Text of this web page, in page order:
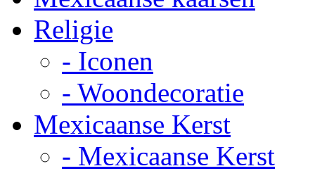
Religie
- Iconen
- Woondecoratie
Mexicaanse Kerst
- Mexicaanse Kerst